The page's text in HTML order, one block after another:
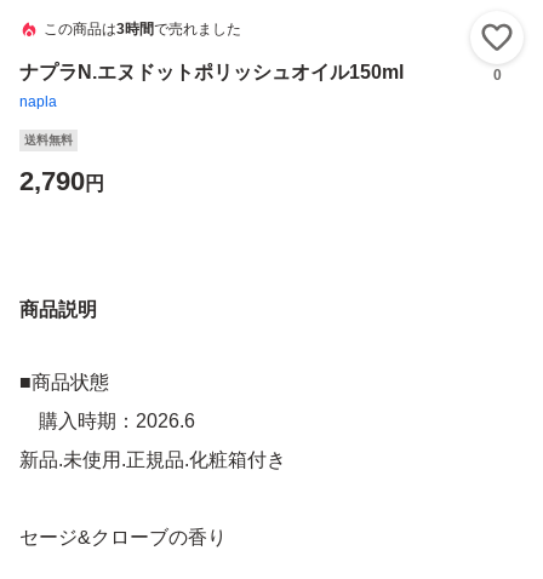
この商品は3時間で売れました
ナプラN.エヌドットポリッシュオイル150ml
napla
0
送料無料
2,790円
商品説明
■商品状態
購入時期：2026.6
新品.未使用.正規品.化粧箱付き
セージ&クローブの香り